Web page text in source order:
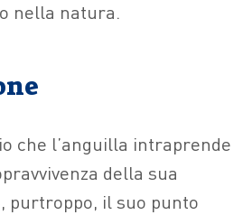
nella natura.
che l’anguilla intraprende
della sua
purtroppo, il suo punto